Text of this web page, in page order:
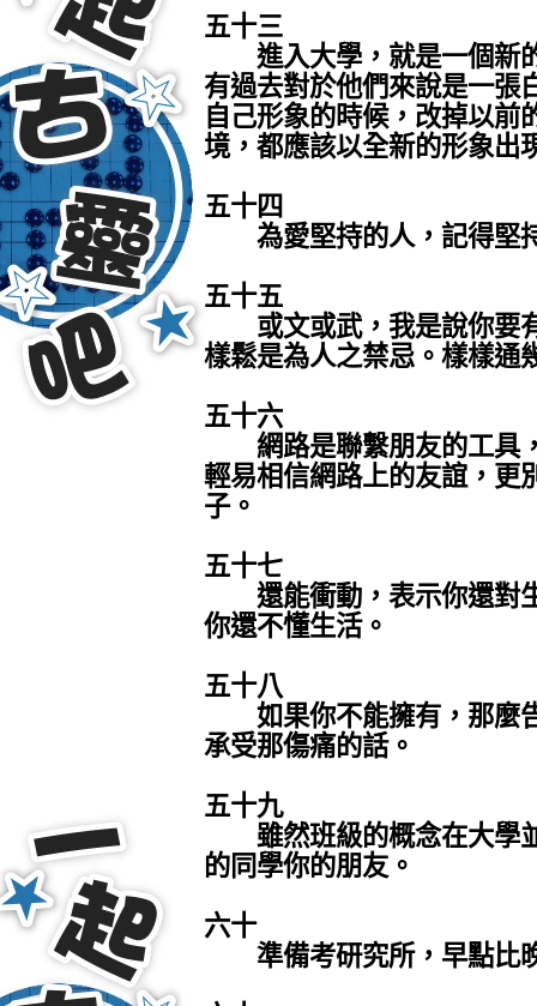
五十三
進入大學，就是一個新
有過去對於他們來說是一張
自己形象的時候，改掉以前
境，都應該以全新的形象出
五十四
為愛堅持的人，記得堅
五十五
或文或武，我是說你要
樣鬆是為人之禁忌。樣樣通
五十六
網路是聯繫朋友的工具
輕易相信網路上的友誼，更
子。
五十七
還能衝動，表示你還對
你還不懂生活。
五十八
如果你不能擁有，那麼
承受那傷痛的話。
五十九
雖然班級的概念在大學
的同學你的朋友。
六十
準備考研究所，早點比